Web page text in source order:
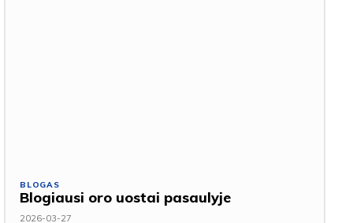
BLOGAS
Blogiausi oro uostai pasaulyje
2026-03-27